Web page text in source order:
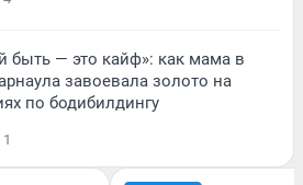
быть — это кайф»: как мама в
завоевала золото на
по бодибилдингу
1